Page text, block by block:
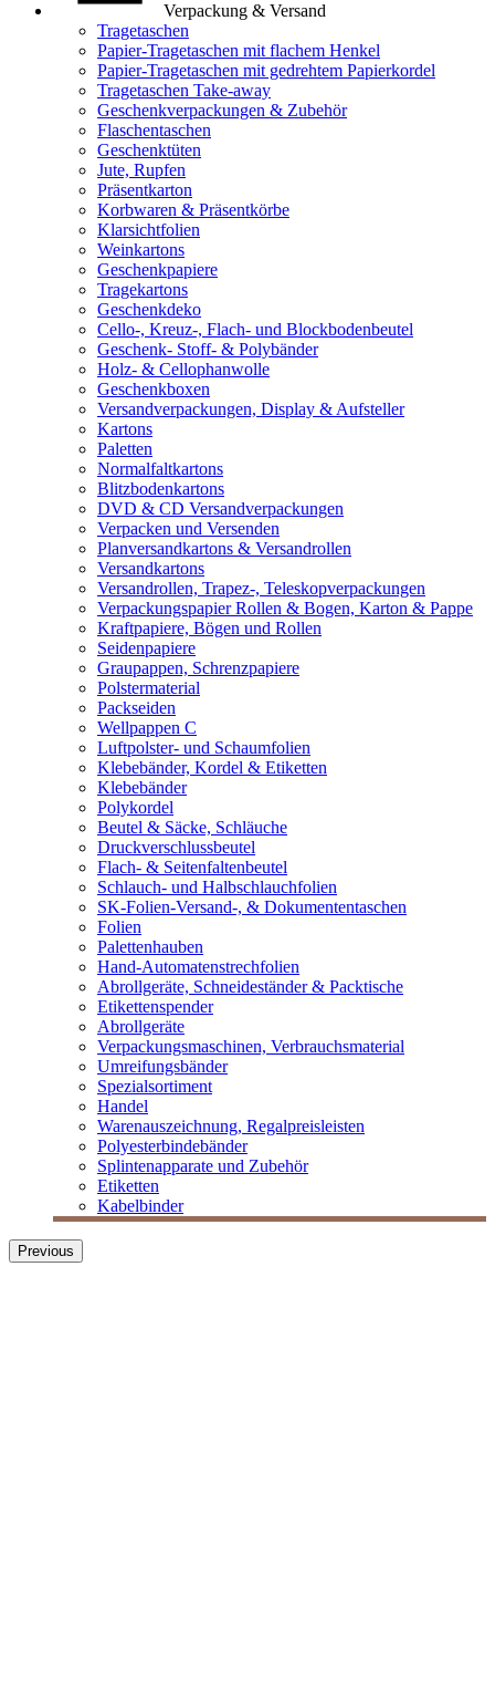
Verpackung & Versand
Tragetaschen
Papier-Tragetaschen mit flachem Henkel
Papier-Tragetaschen mit gedrehtem Papierkordel
Tragetaschen Take-away
Geschenkverpackungen & Zubehör
Flaschentaschen
Geschenktüten
Jute, Rupfen
Präsentkarton
Korbwaren & Präsentkörbe
Klarsichtfolien
Weinkartons
Geschenkpapiere
Tragekartons
Geschenkdeko
Cello-, Kreuz-, Flach- und Blockbodenbeutel
Geschenk- Stoff- & Polybänder
Holz- & Cellophanwolle
Geschenkboxen
Versandverpackungen, Display & Aufsteller
Kartons
Paletten
Normalfaltkartons
Blitzbodenkartons
DVD & CD Versandverpackungen
Verpacken und Versenden
Planversandkartons & Versandrollen
Versandkartons
Versandrollen, Trapez-, Teleskopverpackungen
Verpackungspapier Rollen & Bogen, Karton & Pappe
Kraftpapiere, Bögen und Rollen
Seidenpapiere
Graupappen, Schrenzpapiere
Polstermaterial
Packseiden
Wellpappen C
Luftpolster- und Schaumfolien
Klebebänder, Kordel & Etiketten
Klebebänder
Polykordel
Beutel & Säcke, Schläuche
Druckverschlussbeutel
Flach- & Seitenfaltenbeutel
Schlauch- und Halbschlauchfolien
SK-Folien-Versand-, & Dokumententaschen
Folien
Palettenhauben
Hand-Automatenstrechfolien
Abrollgeräte, Schneideständer & Packtische
Etikettenspender
Abrollgeräte
Verpackungsmaschinen, Verbrauchsmaterial
Umreifungsbänder
Spezialsortiment
Handel
Warenauszeichnung, Regalpreisleisten
Polyesterbindebänder
Splintenapparate und Zubehör
Etiketten
Kabelbinder
Previous